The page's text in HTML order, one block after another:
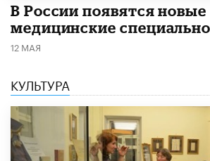
В России появятся новые
медицинские
12 МАЯ
КУЛЬТУРА